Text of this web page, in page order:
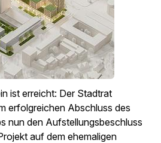
ist erreicht: Der Stadtrat
erfolgreichen Abschluss des
nun den Aufstellungsbeschluss
auf dem ehemaligen